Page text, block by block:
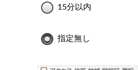
15分以内
指定無し